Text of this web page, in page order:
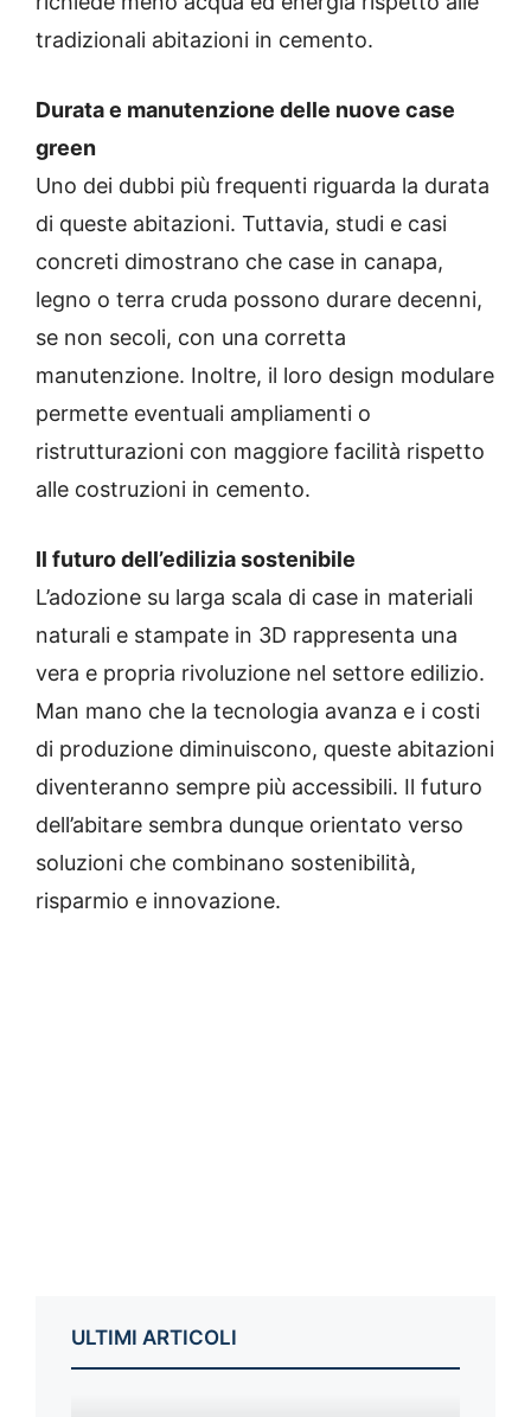
tradizionali abitazioni in cemento.
Durata e manutenzione delle nuove case
green
Uno dei dubbi più frequenti riguarda la durata
di queste abitazioni. Tuttavia, studi e casi
concreti dimostrano che case in canapa,
legno o terra cruda possono durare decenni,
se non secoli, con una corretta
manutenzione. Inoltre, il loro design modulare
permette eventuali ampliamenti o
ristrutturazioni con maggiore facilità rispetto
alle costruzioni in cemento.
Il futuro dell’edilizia sostenibile
L’adozione su larga scala di case in materiali
naturali e stampate in 3D rappresenta una
vera e propria rivoluzione nel settore edilizio.
Man mano che la tecnologia avanza e i costi
di produzione diminuiscono, queste abitazioni
diventeranno sempre più accessibili. Il futuro
dell’abitare sembra dunque orientato verso
soluzioni che combinano sostenibilità,
risparmio e innovazione.
ULTIMI ARTICOLI